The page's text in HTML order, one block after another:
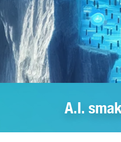
A.I.